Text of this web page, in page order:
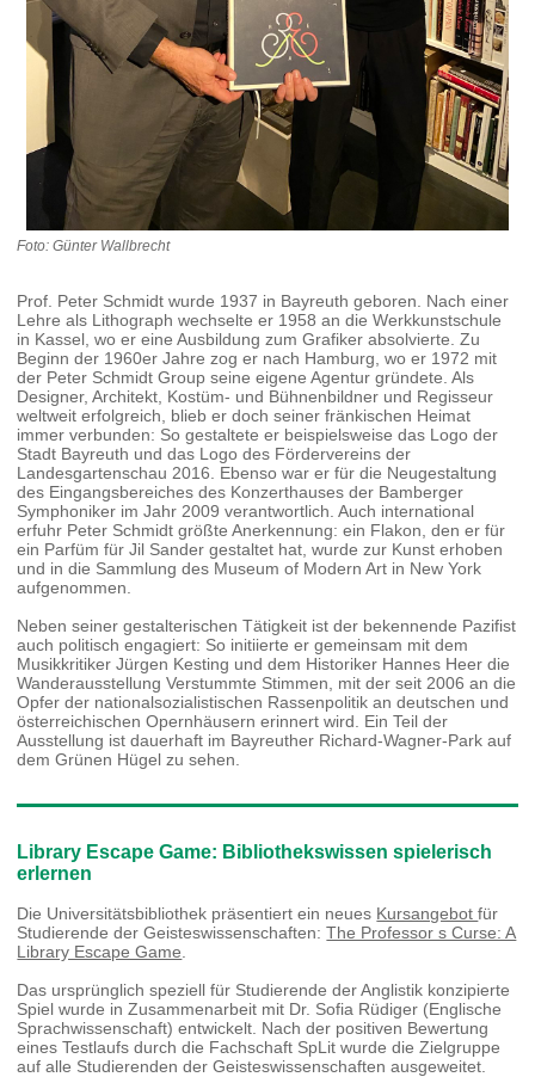
Foto: Günter Wallbrecht
Prof. Peter Schmidt wurde 1937 in Bayreuth geboren. Nach einer
Lehre als Lithograph wechselte er 1958 an die Werkkunstschule
in Kassel, wo er eine Ausbildung zum Grafiker absolvierte. Zu
Beginn der 1960er Jahre zog er nach Hamburg, wo er 1972 mit
der Peter Schmidt Group seine eigene Agentur gründete. Als
Designer, Architekt, Kostüm- und Bühnenbildner und Regisseur
weltweit erfolgreich, blieb er doch seiner fränkischen Heimat
immer verbunden: So gestaltete er beispielsweise das Logo der
Stadt Bayreuth und das Logo des Fördervereins der
Landesgartenschau 2016. Ebenso war er für die Neugestaltung
des Eingangsbereiches des Konzerthauses der Bamberger
Symphoniker im Jahr 2009 verantwortlich. Auch international
erfuhr Peter Schmidt größte Anerkennung: ein Flakon, den er für
ein Parfüm für Jil Sander gestaltet hat, wurde zur Kunst erhoben
und in die Sammlung des Museum of Modern Art in New York
aufgenommen.
Neben seiner gestalterischen Tätigkeit ist der bekennende Pazifist
auch politisch engagiert: So initiierte er gemeinsam mit dem
Musikkritiker Jürgen Kesting und dem Historiker Hannes Heer die
Wanderausstellung Verstummte Stimmen, mit der seit 2006 an die
Opfer der nationalsozialistischen Rassenpolitik an deutschen und
österreichischen Opernhäusern erinnert wird. Ein Teil der
Ausstellung ist dauerhaft im Bayreuther Richard-Wagner-Park auf
dem Grünen Hügel zu sehen.
Library Escape Game: Bibliothekswissen spielerisch
erlernen
Die Universitätsbibliothek präsentiert ein neues Kursangebotfür
Studierende der Geisteswissenschaften:The Professor s Curse: A
Library Escape Game
Das ursprünglich speziell für Studierende der Anglistik konzipierte
Spiel wurde in Zusammenarbeit mit Dr. Sofia Rüdiger (Englische
Sprachwissenschaft) entwickelt. Nach der positiven Bewertung
eines Testlaufs durch die Fachschaft SpLit wurde die Zielgruppe
auf alle Studierenden der Geisteswissenschaften ausgeweitet.